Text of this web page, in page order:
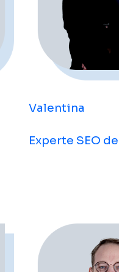
Valentina
Experte SEO